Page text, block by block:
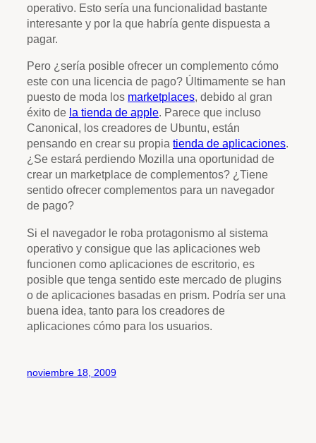
operativo. Esto sería una funcionalidad bastante
interesante y por la que habría gente dispuesta a
pagar.
Pero ¿sería posible ofrecer un complemento cómo
este con una licencia de pago? Últimamente se han
puesto de moda los marketplaces, debido al gran
éxito de la tienda de apple. Parece que incluso
Canonical, los creadores de Ubuntu, están
pensando en crear su propia tienda de aplicaciones.
¿Se estará perdiendo Mozilla una oportunidad de
crear un marketplace de complementos? ¿Tiene
sentido ofrecer complementos para un navegador
de pago?
Si el navegador le roba protagonismo al sistema
operativo y consigue que las aplicaciones web
funcionen como aplicaciones de escritorio, es
posible que tenga sentido este mercado de plugins
o de aplicaciones basadas en prism. Podría ser una
buena idea, tanto para los creadores de
aplicaciones cómo para los usuarios.
noviembre 18, 2009